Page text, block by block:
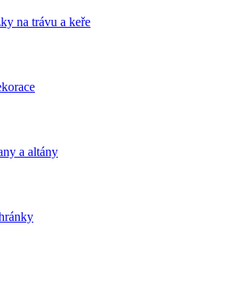
na trávu a keře
a altány